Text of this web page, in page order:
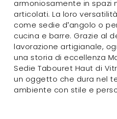
armoniosamente in spazi
articolati. La loro
come sedie d’angolo o
cucina e barre. Grazie al
lavorazione artigianale,
una storia di eccellenza
Sedie Tabouret Haut di
un oggetto che dura nel
ambiente con stile e